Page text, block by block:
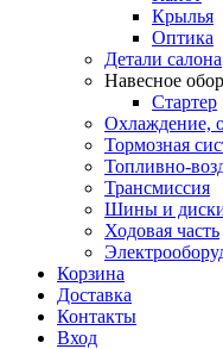
Крылья
Оптика
Детали салона
Навесное
Стартер
Охлаждение,
Тормозная
Топливно-
Трансмиссия
Шины и
Ходовая часть
Корзина
Доставка
Контакты
Вход